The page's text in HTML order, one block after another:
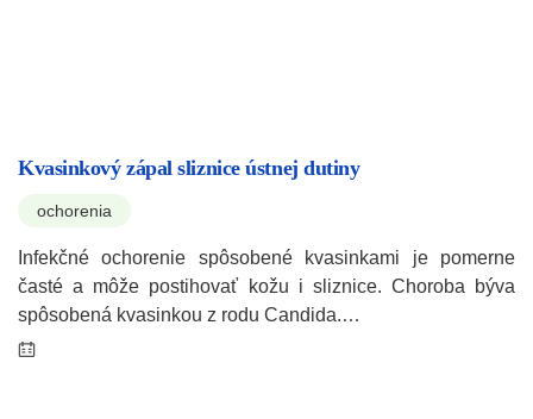
Kvasinkový zápal sliznice ústnej dutiny
ochorenia
Infekčné ochorenie spôsobené kvasinkami je pomerne
časté a môže postihovať kožu i sliznice. Choroba býva
spôsobená kvasinkou z rodu Candida.…